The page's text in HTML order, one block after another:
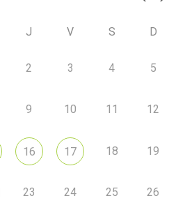
J V S D
2 3 4 5
9 10 11 12
16 17 18 19
23 24 25 26